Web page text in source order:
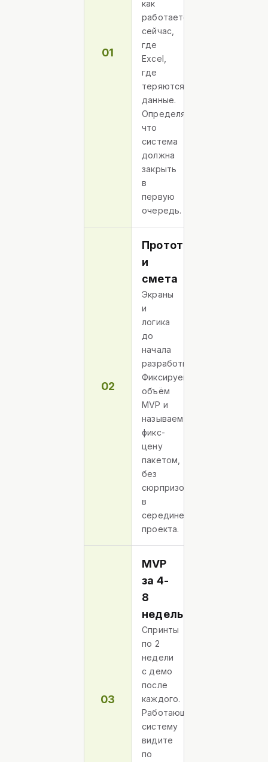
01
как
работаете
сейчас,
где
Excel,
где
теряются
данные.
Определяем,
что
система
должна
закрыть
в
первую
очередь.
02
Прототип
и
смета
Экраны
и
логика
до
начала
разработки.
Фиксируем
объём
MVP и
называем
фикс-
цену
пакетом,
без
сюрпризов
в
середине
проекта.
03
MVP
за 4-
8
недель
Спринты
по 2
недели
с демо
после
каждого.
Работающую
систему
видите
по